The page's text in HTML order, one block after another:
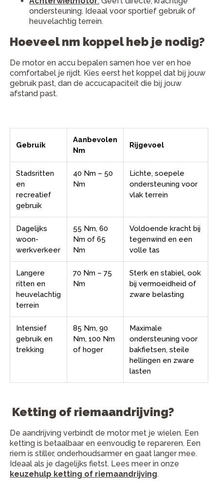
ondersteuning. Ideaal voor sportief gebruik of
heuvelachtig terrein.
Hoeveel nm koppel heb je nodig?
De motor en accu bepalen samen hoe ver en hoe
comfortabel je rijdt. Kies eerst het koppel dat bij jouw
gebruik past, dan de accucapaciteit die bij jouw
afstand past.
Gebruik
Aanbevolen
Nm
Rijgevoel
Stadsritten
en
recreatief
gebruik
40 Nm – 50
Nm
Lichte, soepele
ondersteuning voor
vlak terrein
Dagelijks
woon-
werkverkeer
55 Nm, 60
Nm of 65
Nm
Voldoende kracht bij
tegenwind en een
volle tas
Langere
ritten en
heuvelachtig
terrein
70 Nm – 75
Nm
Sterk en stabiel, ook
bij vermoeidheid of
zware belasting
Intensief
gebruik en
trekking
85 Nm, 90
Nm, 100 Nm
of hoger
Maximale
ondersteuning voor
bakfietsen, steile
hellingen en zware
lasten
Ketting of riemaandrijving?
De aandrijving verbindt de motor met je wielen. Een
ketting is betaalbaar en eenvoudig te repareren. Een
riem is stiller, onderhoudsarmer en gaat langer mee.
Ideaal als je dagelijks fietst. Lees meer in onze
keuzehulp ketting of riemaandrijving.